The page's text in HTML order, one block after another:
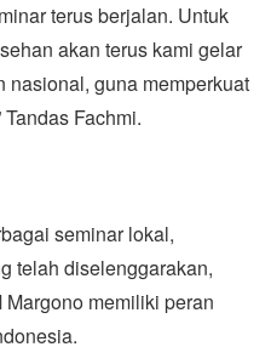
terus berjalan. Untuk
akan terus kami gelar
nasional, guna memperkuat
Fachmi.
seminar lokal,
telah diselenggarakan,
memiliki peran